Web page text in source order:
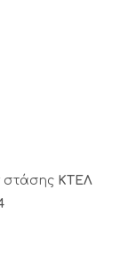
στάσης ΚΤΕΛ